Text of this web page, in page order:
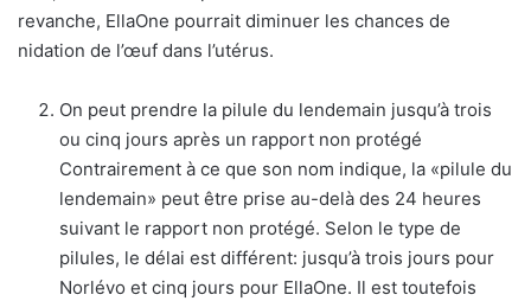
revanche, EllaOne pourrait diminuer les chances de
nidation de l’œuf dans l’utérus.
On peut prendre la pilule du lendemain jusqu’à trois
ou cinq jours après un rapport non protégé
Contrairement à ce que son nom indique, la «pilule du
lendemain» peut être prise au-delà des 24 heures
suivant le rapport non protégé. Selon le type de
pilules, le délai est différent: jusqu’à trois jours pour
Norlévo et cinq jours pour EllaOne. Il est toutefois